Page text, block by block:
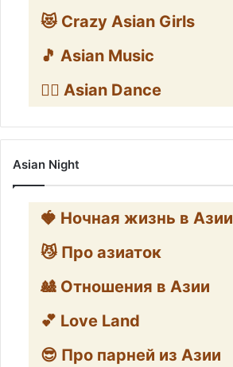
😻 Crazy Asian Girls
🎵 Asian Music
👯‍♀️ Asian Dance
Asian Night
🍓 Ночная жизнь в Азии
😼 Про азиаток
🎎 Отношения в Азии
💕 Love Land
😎 Про парней из Азии